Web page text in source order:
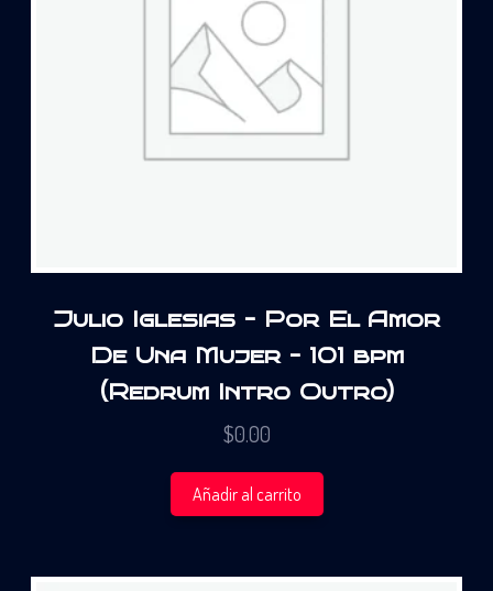
Julio Iglesias – Por El Amor
De Una Mujer – 101 bpm
(Redrum Intro Outro)
$0.00
Añadir al carrito